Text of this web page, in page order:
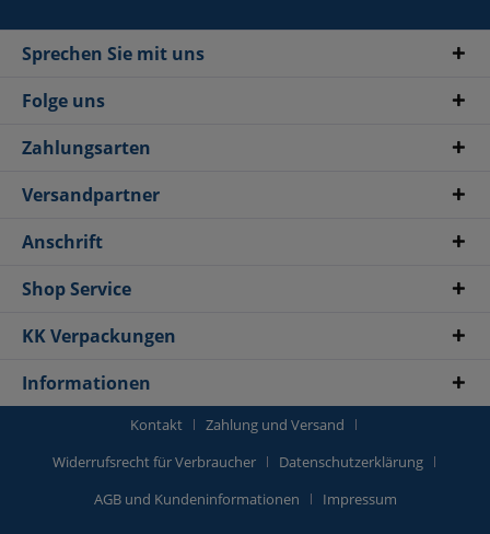
Sprechen Sie mit uns
Folge uns
Zahlungsarten
Versandpartner
Anschrift
Shop Service
KK Verpackungen
Informationen
Kontakt
Zahlung und Versand
Widerrufsrecht für Verbraucher
Datenschutzerklärung
AGB und Kundeninformationen
Impressum